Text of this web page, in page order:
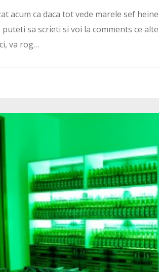
acum ca daca tot vede marele sef
puteti sa scrieti si voi la comments ce
va rog…